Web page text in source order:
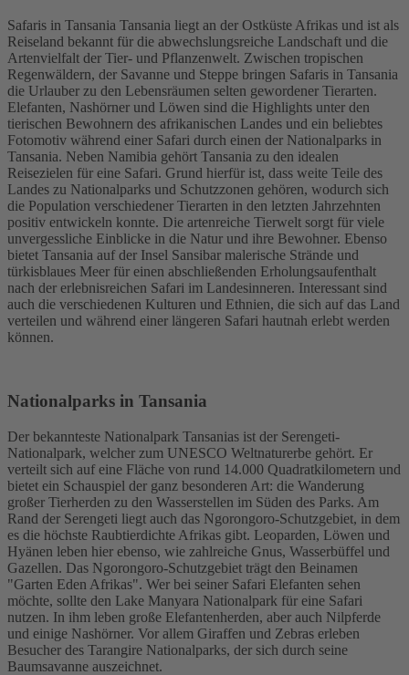
Safaris in Tansania Tansania liegt an der Ostküste Afrikas und ist als
Reiseland bekannt für die abwechslungsreiche Landschaft und die
Artenvielfalt der Tier- und Pflanzenwelt. Zwischen tropischen
Regenwäldern, der Savanne und Steppe bringen Safaris in Tansania
die Urlauber zu den Lebensräumen selten gewordener Tierarten.
Elefanten, Nashörner und Löwen sind die Highlights unter den
tierischen Bewohnern des afrikanischen Landes und ein beliebtes
Fotomotiv während einer Safari durch einen der Nationalparks in
Tansania. Neben Namibia gehört Tansania zu den idealen
Reisezielen für eine Safari. Grund hierfür ist, dass weite Teile des
Landes zu Nationalparks und Schutzzonen gehören, wodurch sich
die Population verschiedener Tierarten in den letzten Jahrzehnten
positiv entwickeln konnte. Die artenreiche Tierwelt sorgt für viele
unvergessliche Einblicke in die Natur und ihre Bewohner. Ebenso
bietet Tansania auf der Insel Sansibar malerische Strände und
türkisblaues Meer für einen abschließenden Erholungsaufenthalt
nach der erlebnisreichen Safari im Landesinneren. Interessant sind
auch die verschiedenen Kulturen und Ethnien, die sich auf das Land
verteilen und während einer längeren Safari hautnah erlebt werden
können.
Nationalparks in Tansania
Der bekannteste Nationalpark Tansanias ist der Serengeti-
Nationalpark, welcher zum UNESCO Weltnaturerbe gehört. Er
verteilt sich auf eine Fläche von rund 14.000 Quadratkilometern und
bietet ein Schauspiel der ganz besonderen Art: die Wanderung
großer Tierherden zu den Wasserstellen im Süden des Parks. Am
Rand der Serengeti liegt auch das Ngorongoro-Schutzgebiet, in dem
es die höchste Raubtierdichte Afrikas gibt. Leoparden, Löwen und
Hyänen leben hier ebenso, wie zahlreiche Gnus, Wasserbüffel und
Gazellen. Das Ngorongoro-Schutzgebiet trägt den Beinamen
"Garten Eden Afrikas". Wer bei seiner Safari Elefanten sehen
möchte, sollte den Lake Manyara Nationalpark für eine Safari
nutzen. In ihm leben große Elefantenherden, aber auch Nilpferde
und einige Nashörner. Vor allem Giraffen und Zebras erleben
Besucher des Tarangire Nationalparks, der sich durch seine
Baumsavanne auszeichnet.